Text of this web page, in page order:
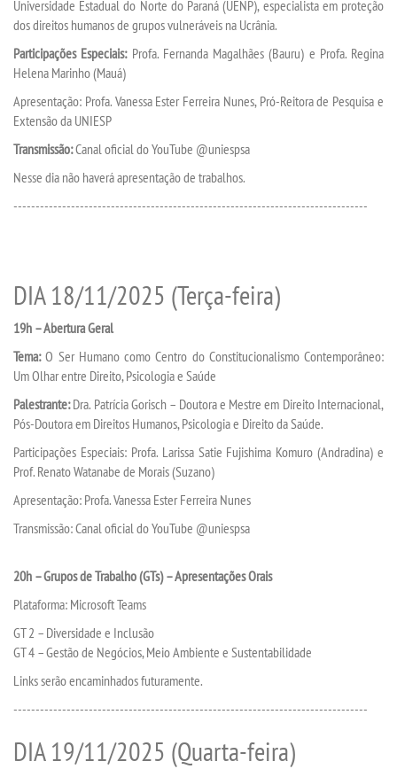
BOLETINS
AVALIAÇÕES
CORPO DOCENTE
ESTATUTOS
MANUAIS
PDI
POLÍTICAS
PORTARIAS
Universidade Estadual do Norte do Paraná (UENP), especialista em proteção
dos direitos humanos de grupos vulneráveis na Ucrânia.
Participações Especiais:Profa. Fernanda Magalhães (Bauru) e Profa. Regina
Helena Marinho (Mauá)
Apresentação: Profa. Vanessa Ester Ferreira Nunes, Pró-Reitora de Pesquisa e
Extensão da UNIESP
Transmissão:Canal oficial do YouTube @uniespsa
Nesse dia não haverá apresentação de trabalhos.
--------------------------------------------------------------------------------
DIA 18/11/2025 (Terça-feira)
19h – Abertura Geral
Tema:O Ser Humano como Centro do Constitucionalismo Contemporâneo:
Um Olhar entre Direito, Psicologia e Saúde
Palestrante:Dra. Patrícia Gorisch – Doutora e Mestre em Direito Internacional,
Pós-Doutora em Direitos Humanos, Psicologia e Direito da Saúde.
Participações Especiais: Profa. Larissa Satie Fujishima Komuro (Andradina) e
Prof. Renato Watanabe de Morais (Suzano)
Apresentação: Profa. Vanessa Ester Ferreira Nunes
Transmissão: Canal oficial do YouTube @uniespsa
20h – Grupos de Trabalho (GTs) – Apresentações Orais
Plataforma: Microsoft Teams
GT 2 – Diversidade e Inclusão
GT 4 – Gestão de Negócios, Meio Ambiente e Sustentabilidade
Links serão encaminhados futuramente.
--------------------------------------------------------------------------------
DIA 19/11/2025 (Quarta-feira)